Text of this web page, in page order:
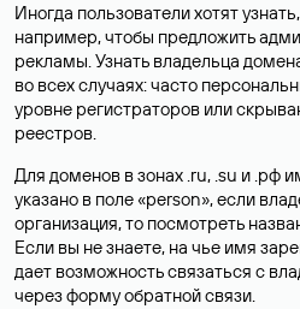
Иногда пользователи хотят
например, чтобы предложить
рекламы. Узнать владельца
во всех случаях: часто
уровне регистраторов или
реестров.
Для доменов в зонах .ru, .su и .рф
указано в поле «person», если
организация, то посмотреть
Если вы не знаете, на чье имя
дает возможность связаться с
через форму обратной связи.